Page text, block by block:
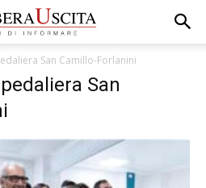
San Camillo-Forlanini
San